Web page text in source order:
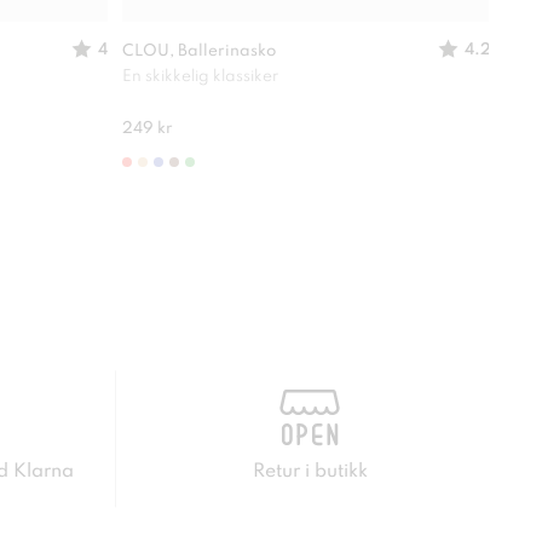
4 CLOU, Ballerinasko
4.2
En skikkelig klassiker
249 kr
Klarna Retur i butikk